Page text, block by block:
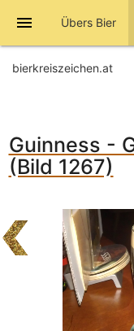
menu Übers Bier
bierkreiszeichen.at
Guinness -
(Bild 1267)